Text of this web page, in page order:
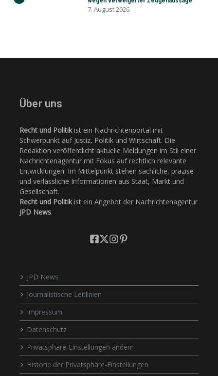
7. August 2026
Über uns
Recht und Politikist ein Nachrichtenportal mit
Schwerpunkt auf Justiz, Politik und Wirtschaft. Die
Redaktion veröffentlicht aktuelle Meldungen im Stil einer
Nachrichtenagentur mit Fokus auf rechtlich relevante
Entwicklungen. Im Mittelpunkt stehen sachliche, präzise
und verlässliche Informationen aus Staat, Markt und
Gesellschaft.
Recht und Politikist ein Angebot der Nachrichtenagentur
JPD News.
JPD News
Journalistische Leitlinien
Impressum
Datenschutz
Privatsphäre-Einstellungen ändern
Historie der Privatsphäre-Einstellungen